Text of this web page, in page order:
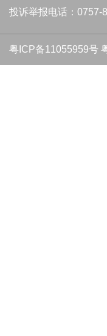
投诉举报电话：
粤ICP备11055959号